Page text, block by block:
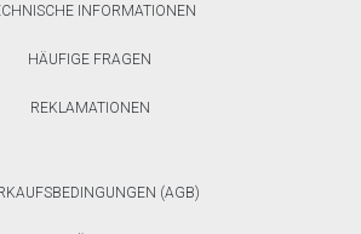
INFORMATIONEN
HÄUFIGE FRAGEN
REKLAMATIONEN
(AGB)